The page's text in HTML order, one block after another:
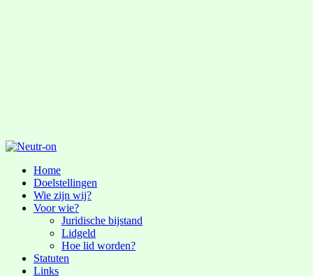
Home
Doelstellingen
Wie zijn wij?
Voor wie?
Juridische bijstand
Lidgeld
Hoe lid worden?
Statuten
Links